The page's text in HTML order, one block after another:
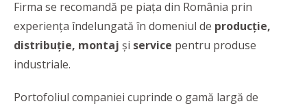
Firma se recomandă pe piața din România prin
experiența îndelungată în domeniul de producție,
distribuție, montaj și service pentru produse
industriale.
Portofoliul companiei cuprinde o gamă largă de